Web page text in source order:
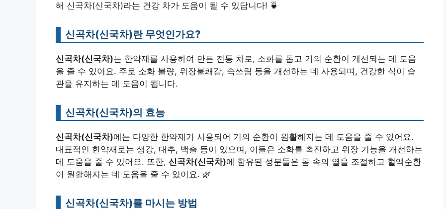
해 신곡차(신국차)라는 건강 차가 도움이 될 수 있답니다! 🍵
신곡차(신국차)란 무엇인가요?
신곡차(신국차)는 한약재를 사용하여 만든 전통 차로, 소화를 돕고 기의 순환이 개선되는 데 도움
을 줄 수 있어요. 주로 소화 불량, 위장불쾌감, 속쓰림 등을 개선하는 데 사용되며, 건강한 식이 습
관을 유지하는 데 도움이 됩니다.
신곡차(신국차)의 효능
신곡차(신국차)에는 다양한 한약재가 사용되어 기의 순환이 원활해지는 데 도움을 줄 수 있어요.
대표적인 한약재로는 생강, 대추, 백출 등이 있으며, 이들은 소화를 촉진하고 위장 기능을 개선하는
데 도움을 줄 수 있어요. 또한, 신곡차(신국차)에 함유된 성분들은 몸 속의 열을 조절하고 혈액순환
이 원활해지는 데 도움을 줄 수 있어요. 🌿
신곡차(신국차)를 마시는 방법